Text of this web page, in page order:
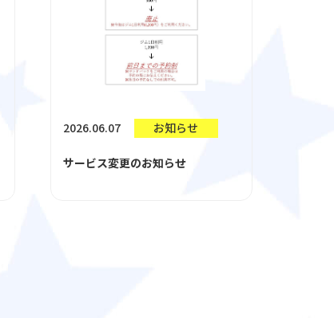
2026.06.07 お知らせ
サービス変更のお知らせ